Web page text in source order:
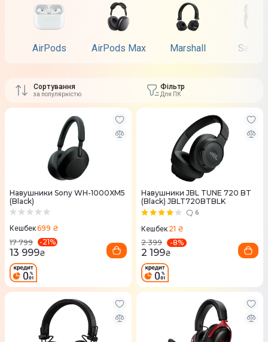
AirPods AirPods Max Marshall
Сортування
за популярністю
Фільтр
Для ПК
Навушники Sony WH-1000XM5
(Black)
Кешбек699 ₴
17 799
-21%
13 999₴
Навушники JBL TUNE 720 BT
(Black) JBLT720BTBLK
6
Кешбек 21 ₴
2 399
-8%
2 199₴